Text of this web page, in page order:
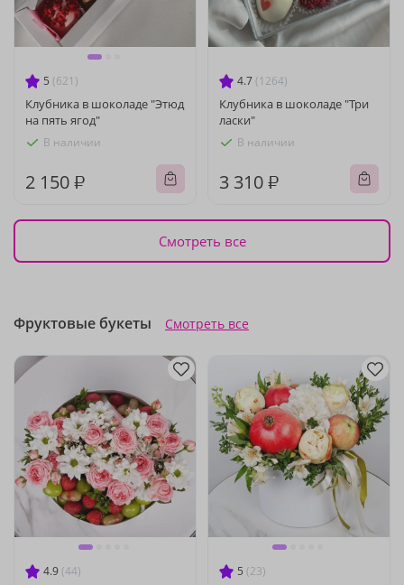
5 (621)
Клубника в шоколаде "Этюд
на пять ягод"
В наличии
2 150 ₽
4.7 (1264)
Клубника в шоколаде "Три
ласки"
В наличии
3 310 ₽
Смотреть все
Фруктовые букеты Смотреть все
4.9 (44) 5 (23)